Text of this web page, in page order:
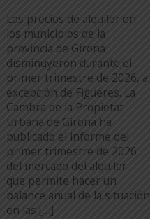
Los precios de alquiler en
los municipios de la
provincia de Girona
disminuyeron durante el
primer trimestre de 2026, a
excepción de Figueres. La
Cambra de la Propietat
Urbana de Girona ha
publicado el informe del
primer trimestre de 2026
del mercado del alquiler,
que permite hacer un
balance anual de la situación
en las […]